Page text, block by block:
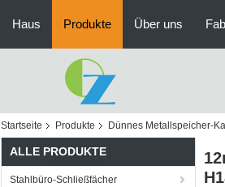
Haus Produkte Über uns
Startseite Produkte Dünnes Metallspeicher-
ALLE PRODUKTE
Stahlbüro-Schließfächer